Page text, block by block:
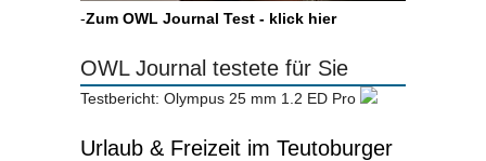
-Zum OWL Journal Test - klick hier
OWL Journal testete für Sie
Testbericht: Olympus 25 mm 1.2 ED Pro
Urlaub & Freizeit im Teutoburger